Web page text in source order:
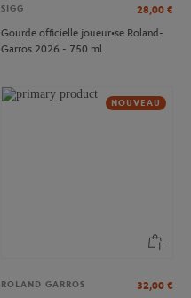
SIGG 28,00 €
Gourde officielle joueur•se Roland-
Garros 2026 - 750 ml
NOUVEAU
ROLAND GARROS 32,00 €